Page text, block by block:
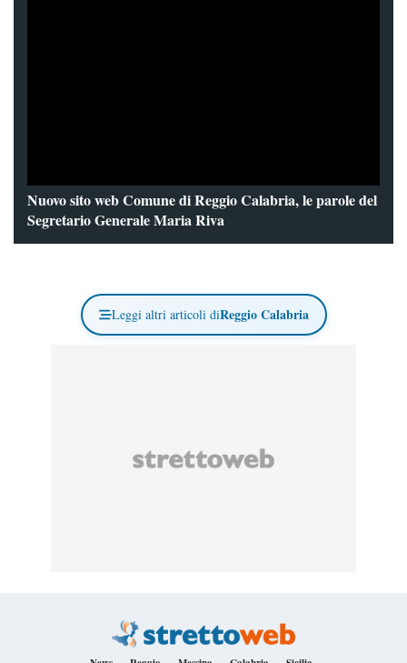
Nuovo sito web Comune di Reggio Calabria, le parole del
Segretario Generale Maria Riva
Leggi altri articoli diReggio Calabria